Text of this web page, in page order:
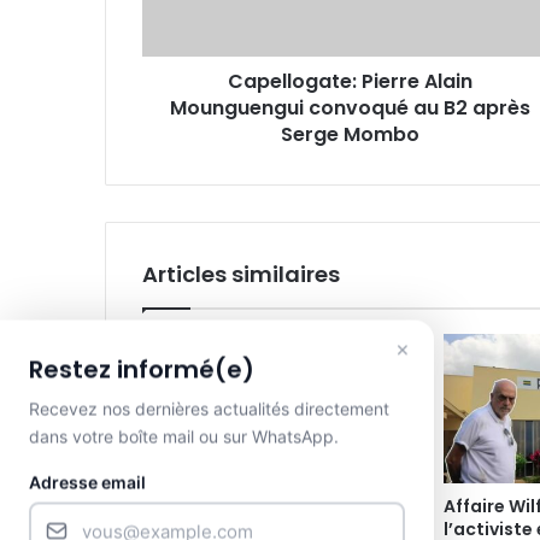
Serge
Capellogate: Pierre Alain
Mounguengui convoqué au B2 après
Serge Mombo
Articles similaires
Ndambo d’Or 2026 : Caleb
Nzamba sacré meilleur joueur
Affaire
l’activiste
×
Restez informé(e)
Recevez nos dernières actualités directement
dans votre boîte mail ou sur WhatsApp.
Adresse email